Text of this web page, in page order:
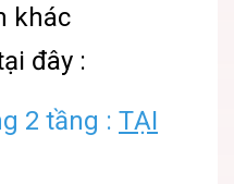
khác
đây :
2 tầng : TẠI